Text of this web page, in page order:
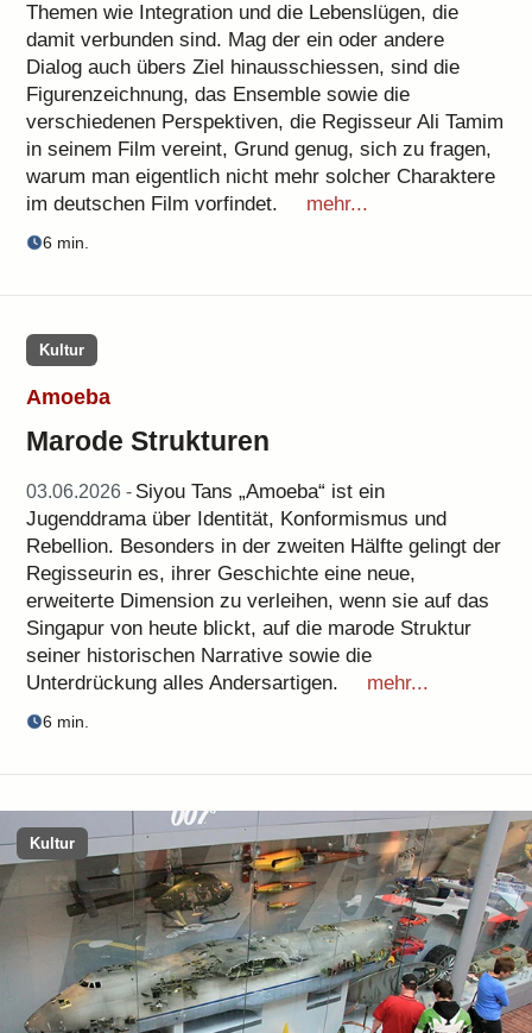
Themen wie Integration und die Lebenslügen, die
damit verbunden sind. Mag der ein oder andere
Dialog auch übers Ziel hinausschiessen, sind die
Figurenzeichnung, das Ensemble sowie die
verschiedenen Perspektiven, die Regisseur Ali Tamim
in seinem Film vereint, Grund genug, sich zu fragen,
warum man eigentlich nicht mehr solcher Charaktere
im deutschen Film vorfindet.
mehr...
6 min.
Kultur
Amoeba
Marode Strukturen
03.06.2026 - Siyou Tans „Amoeba“ ist ein
Jugenddrama über Identität, Konformismus und
Rebellion. Besonders in der zweiten Hälfte gelingt der
Regisseurin es, ihrer Geschichte eine neue,
erweiterte Dimension zu verleihen, wenn sie auf das
Singapur von heute blickt, auf die marode Struktur
seiner historischen Narrative sowie die
Unterdrückung alles Andersartigen.
mehr...
6 min.
Kultur